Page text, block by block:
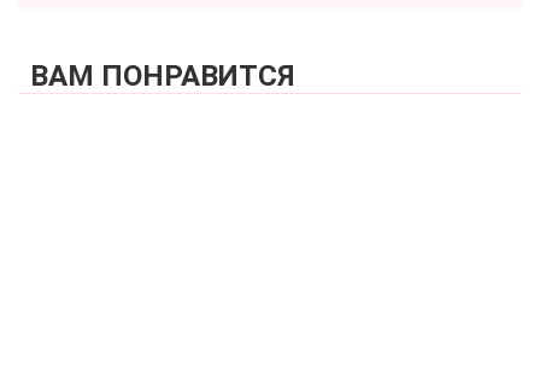
ВАМ ПОНРАВИТСЯ